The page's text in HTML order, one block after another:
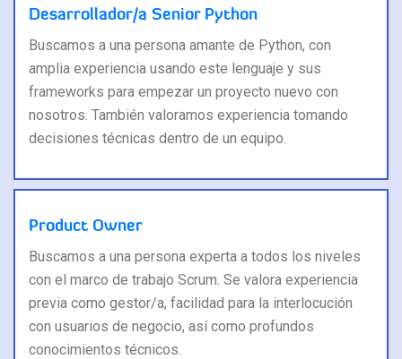
Desarrollador/a Senior Python
Buscamos a una persona amante de Python, con
amplia experiencia usando este lenguaje y sus
frameworks para empezar un proyecto nuevo con
nosotros. También valoramos experiencia tomando
decisiones técnicas dentro de un equipo.
Product Owner
Buscamos a una persona experta a todos los niveles
con el marco de trabajo Scrum. Se valora experiencia
previa como gestor/a, facilidad para la interlocución
con usuarios de negocio, así como profundos
conocimientos técnicos.